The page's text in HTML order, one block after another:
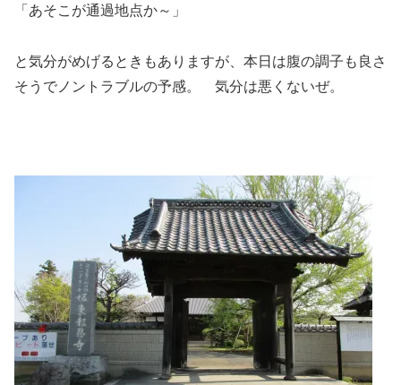
「あそこが通過地点か～」
と気分がめげるときもありますが、本日は腹の調子も良さ
そうでノントラブルの予感。 気分は悪くないぜ。